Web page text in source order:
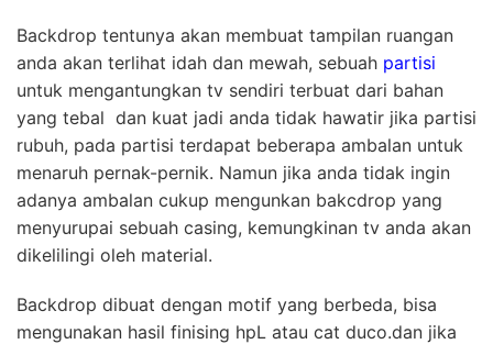
Backdrop tentunya akan membuat tampilan ruangan
anda akan terlihat idah dan mewah, sebuah partisi
untuk mengantungkan tv sendiri terbuat dari bahan
yang tebal dan kuat jadi anda tidak hawatir jika partisi
rubuh, pada partisi terdapat beberapa ambalan untuk
menaruh pernak-pernik. Namun jika anda tidak ingin
adanya ambalan cukup mengunkan bakcdrop yang
menyurupai sebuah casing, kemungkinan tv anda akan
dikelilingi oleh material.
Backdrop dibuat dengan motif yang berbeda, bisa
mengunakan hasil finising hpL atau cat duco.dan jika